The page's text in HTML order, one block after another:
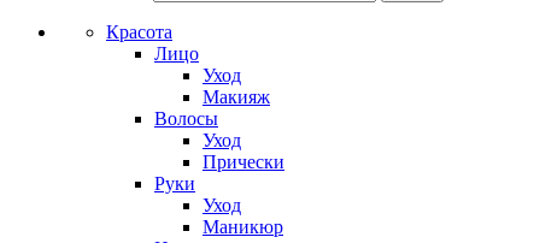
Красота
Лицо
Уход
Макияж
Волосы
Уход
Прически
Руки
Уход
Маникюр